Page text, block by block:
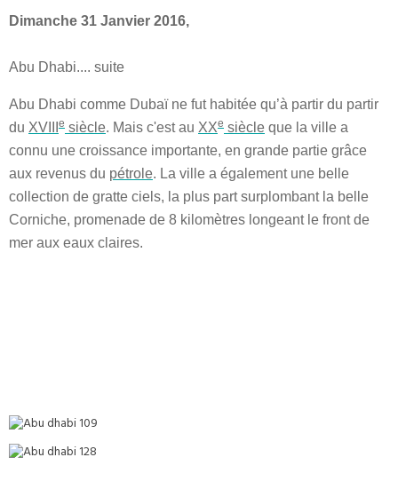
Dimanche 31 Janvier 2016,
Abu Dhabi.... suite
Abu Dhabi comme Dubaï ne fut habitée qu’à partir du partir
du XVIII e siècle. Mais c'est au XXe siècle que la ville a
connu une croissance importante, en grande partie grâce
aux revenus du pétrole. La ville a également une belle
collection de gratte ciels, la plus part surplombant la belle
Corniche, promenade de 8 kilomètres longeant le front de
mer aux eaux claires.